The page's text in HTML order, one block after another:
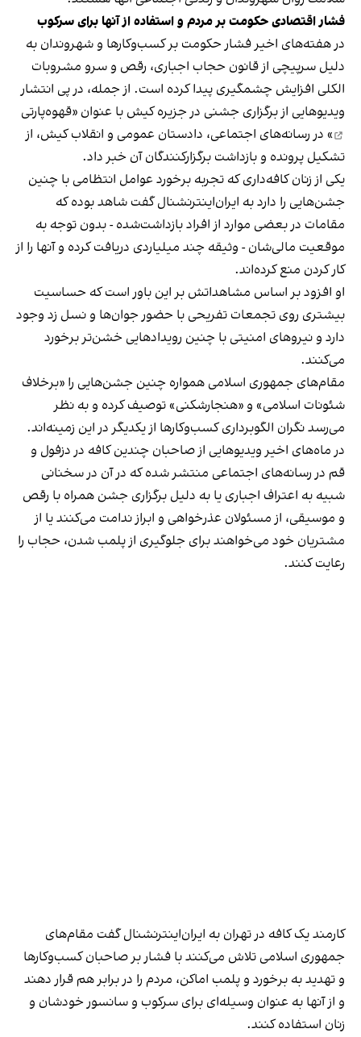
فشار اقتصادی حکومت بر مردم و استفاده از آنها برای سرکوب
در هفته‌های اخیر فشار حکومت بر کسب‌وکارها و شهروندان به
دلیل سرپیچی از قانون حجاب اجباری، رقص و سرو مشروبات
الکلی افزایش چشمگیری پیدا کرده است. از جمله، در پی انتشار
ویدیوهایی از برگزاری جشنی در جزیره کیش با عنوان «قهوه‌پارتی
» در رسانه‌های اجتماعی، دادستان عمومی و انقلاب کیش، از
تشکیل پرونده و بازداشت برگزارکنندگان آن خبر داد.
یکی از زنان کافه‌داری که تجربه برخورد عوامل انتظامی با چنین
جشن‌هایی را دارد به ایران‌اینترنشنال گفت شاهد بوده که
مقامات در بعضی موارد از افراد بازداشت‌‌شده - بدون توجه به
موقعیت مالی‌شان - وثیقه چند میلیاردی دریافت کرده و آنها را از
کار کردن منع کرده‌اند.
او افزود بر اساس مشاهداتش بر این باور است که حساسیت
بیشتری روی تجمعات تفریحی با حضور جوان‌ها و نسل زد وجود
دارد و نیروهای امنیتی با چنین رویدادهایی خشن‌تر برخورد
می‌کنند.
مقام‌های جمهوری اسلامی همواره چنین جشن‌هایی را «برخلاف
شئونات اسلامی» و «هنجارشکنی» توصیف کرده و به نظر
می‌رسد نگران الگوبرداری کسب‌وکارها از یکدیگر در این زمینه‌اند.
در ماه‌های اخیر ویدیوهایی از صاحبان چندین کافه در دزفول و
قم در رسانه‌های اجتماعی منتشر شده که در آن در سخنانی
شبیه به اعتراف اجباری یا به دلیل برگزاری جشن همراه با رقص
و موسیقی، از مسئولان عذرخواهی و ابراز ندامت می‌کنند یا از
مشتریان خود می‌خواهند برای جلوگیری از پلمب شدن، حجاب را
رعایت کنند.
کارمند یک کافه در تهران به ایران‌اینترنشنال گفت مقام‌های
جمهوری اسلامی تلاش می‌کنند با فشار بر صاحبان کسب‌وکارها
و تهدید به برخورد و پلمب اماکن، مردم را در برابر هم قرار دهند
و از آنها به عنوان وسیله‌ای برای سرکوب و سانسور خودشان و
زنان استفاده کنند.